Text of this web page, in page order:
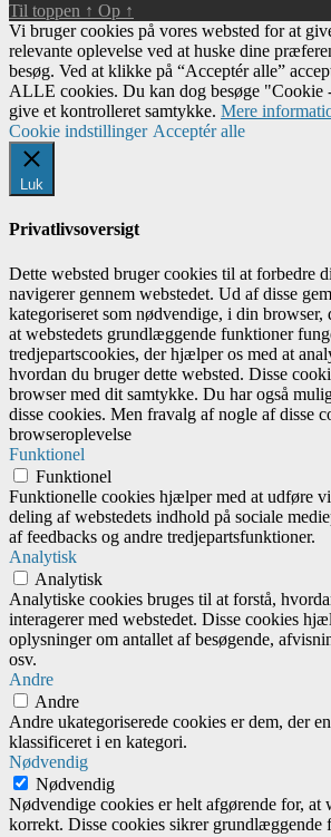
Til toppen ↑ Op ↑
Vi bruger cookies på vores websted for at
relevante oplevelse ved at huske dine
besøg. Ved at klikke på “Acceptér alle”
ALLE cookies. Du kan dog besøge "Cookie
give et kontrolleret samtykke. Mere
Cookie indstillinger Acceptér alle
Luk
Privatlivsoversigt
Dette websted bruger cookies til at forbedre
navigerer gennem webstedet. Ud af disse
kategoriseret som nødvendige, i din browser,
at webstedets grundlæggende funktioner
tredjepartscookies, der hjælper os med at
hvordan du bruger dette websted. Disse
browser med dit samtykke. Du har også
disse cookies. Men fravalg af nogle af disse
browseroplevelse
Funktionel
Funktionel
Funktionelle cookies hjælper med at udføre
deling af webstedets indhold på sociale
af feedbacks og andre tredjepartsfunktioner.
Analytisk
Analytisk
Analytiske cookies bruges til at forstå,
interagerer med webstedet. Disse cookies
oplysninger om antallet af besøgende,
osv.
Andre
Andre
Andre ukategoriserede cookies er dem, der
klassificeret i en kategori.
Nødvendig
Nødvendig
Nødvendige cookies er helt afgørende for, at
korrekt. Disse cookies sikrer grundlæggende